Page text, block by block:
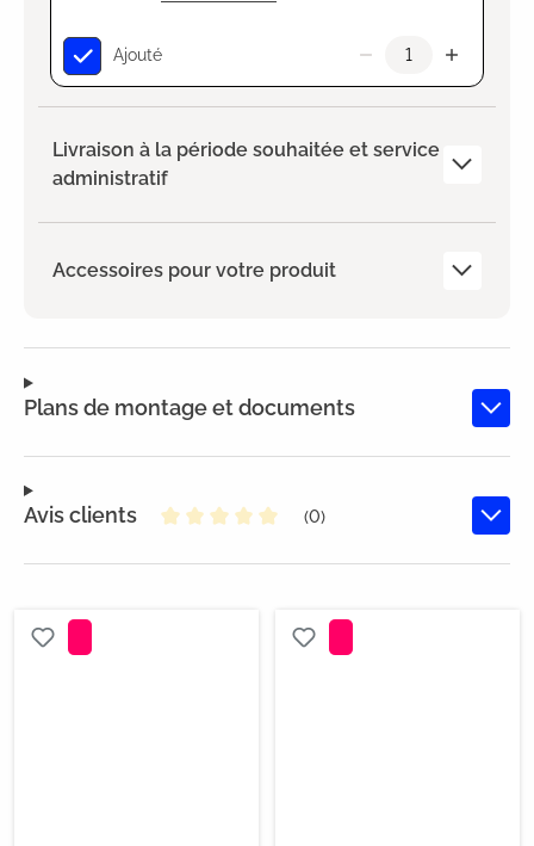
Ajouté
Livraison à la période souhaitée et service
administratif
Accessoires pour votre produit
Plans de montage et documents
Avis clients
(0)